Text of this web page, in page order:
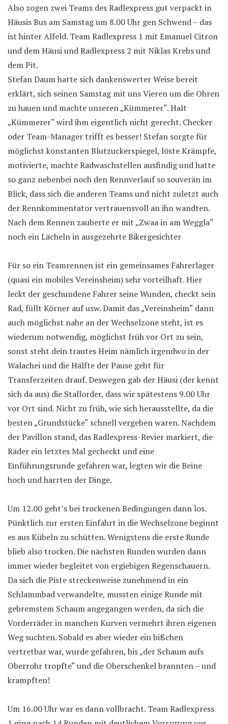
Also zogen zwei Teams des Radlexpress gut verpackt in
Häusis Bus am Samstag um 8.00 Uhr gen Schwend – das
ist hinter Alfeld. Team Radlexpress 1 mit Emanuel Citron
und dem Häusi und Radlexpress 2 mit Niklas Krebs und
dem Pit.
Stefan Daum hatte sich dankenswerter Weise bereit
erklärt, sich seinen Samstag mit uns Vieren um die Ohren
zu hauen und machte unseren „Kümmerer“. Halt
„Kümmerer“ wird ihm eigentlich nicht gerecht. Checker
oder Team-Manager trifft es besser! Stefan sorgte für
möglichst konstanten Blutzuckerspiegel, löste Krämpfe,
motivierte, machte Radwaschstellen ausfindig und hatte
so ganz nebenbei noch den Rennverlauf so souverän im
Blick, dass sich die anderen Teams und nicht zuletzt auch
der Rennkommentator vertrauensvoll an ihn wandten.
Nach dem Rennen zauberte er mit „Zwaa in am Weggla“
noch ein Lächeln in ausgezehrte Bikergesichter
Für so ein Teamrennen ist ein gemeinsames Fahrerlager
(quasi ein mobiles Vereinsheim) sehr vorteilhaft. Hier
leckt der geschundene Fahrer seine Wunden, checkt sein
Rad, füllt Körner auf usw. Damit das „Vereinsheim“ dann
auch möglichst nahe an der Wechselzone steht, ist es
wiederum notwendig, möglichst früh vor Ort zu sein,
sonst steht dein trautes Heim nämlich irgendwo in der
Walachei und die Hälfte der Pause geht für
Transferzeiten drauf. Deswegen gab der Häusi (der kennt
sich da aus) die Stallorder, dass wir spätestens 9.00 Uhr
vor Ort sind. Nicht zu früh, wie sich herausstellte, da die
besten „Grundstücke“ schnell vergeben waren. Nachdem
der Pavillon stand, das Radlexpress-Revier markiert, die
Räder ein letztes Mal gecheckt und eine
Einführungsrunde gefahren war, legten wir die Beine
hoch und harrten der Dinge.
Um 12.00 geht’s bei trockenen Bedingungen dann los.
Pünktlich zur ersten Einfahrt in die Wechselzone beginnt
es aus Kübeln zu schütten. Wenigstens die erste Runde
blieb also trocken. Die nächsten Runden wurden dann
immer wieder begleitet von ergiebigen Regenschauern.
Da sich die Piste streckenweise zunehmend in ein
Schlammbad verwandelte, mussten einige Runde mit
gebremstem Schaum angegangen werden, da sich die
Vorderräder in manchen Kurven vermehrt ihren eigenen
Weg suchten. Sobald es aber wieder ein bißchen
vertretbar war, wurde gefahren, bis „der Schaum aufs
Oberrohr tropfte“ und die Oberschenkel brannten – und
krampften!
Um 16.00 Uhr war es dann vollbracht. Team Radlexpress